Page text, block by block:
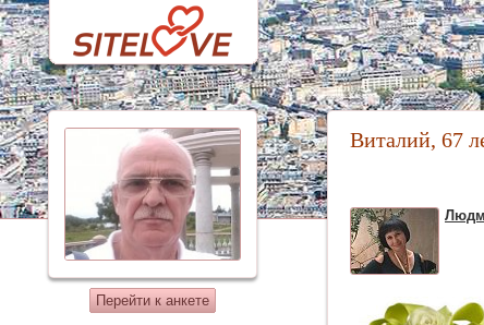
Перейти к анкете
Виталий, 67